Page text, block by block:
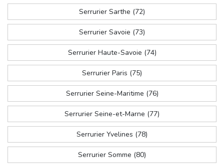
Serrurier Sarthe (72)
Serrurier Savoie (73)
Serrurier Haute-Savoie (74)
Serrurier Paris (75)
Serrurier Seine-Maritime (76)
Serrurier Seine-et-Marne (77)
Serrurier Yvelines (78)
Serrurier Somme (80)